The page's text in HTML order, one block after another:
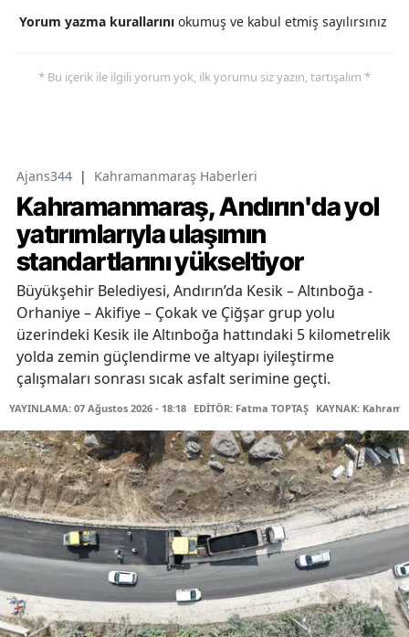
Yorum yazma kurallarını okumuş ve kabul etmiş sayılırsınız
* Bu içerik ile ilgili yorum yok, ilk yorumu siz yazın, tartışalım *
Ajans344 | Kahramanmaraş Haberleri
Kahramanmaraş, Andırın'da yol
yatırımlarıyla ulaşımın
standartlarını yükseltiyor
Büyükşehir Belediyesi, Andırın’da Kesik – Altınboğa -
Orhaniye – Akifiye – Çokak ve Çiğşar grup yolu
üzerindeki Kesik ile Altınboğa hattındaki 5 kilometrelik
yolda zemin güçlendirme ve altyapı iyileştirme
çalışmaları sonrası sıcak asfalt serimine geçti.
YAYINLAMA: 07 Ağustos 2026 - 18:18 EDİTÖR: Fatma TOPTAŞ KAYNAK: